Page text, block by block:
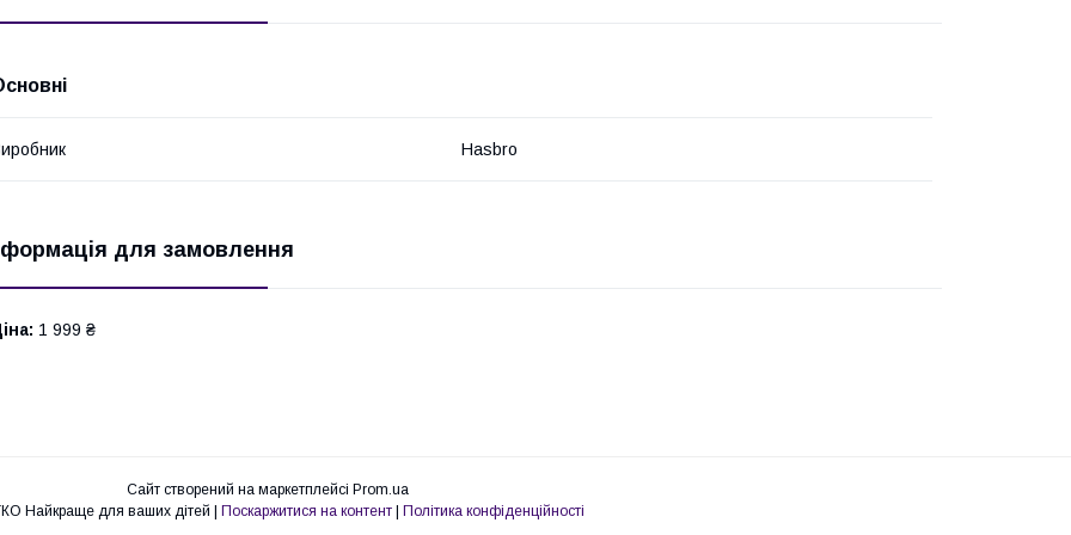
Hasbro
для замовлення
1 999 ₴
Сайт створений на маркетплейсі Prom.ua
Поскаржитися на контент Політика конфіденційності